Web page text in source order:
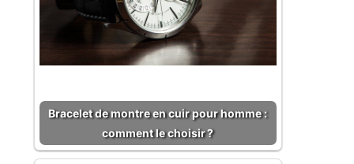
Bracelet de montre en cuir pour homme :
comment le choisir ?